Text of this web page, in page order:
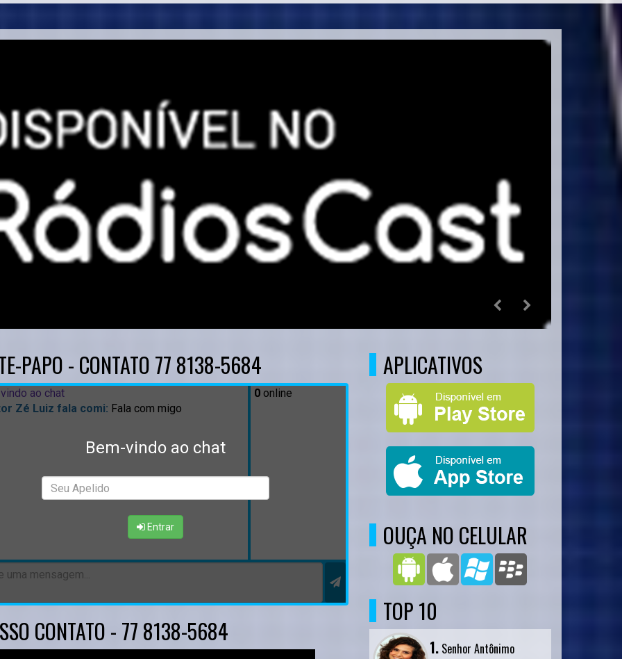
PAPO - CONTATO 77 8138-5684
Bem-vindo ao chat
Entrar
ao chat
Zé Luiz fala comi: Fala com migo
0online
CONTATO - 77 8138-5684
APLICATIVOS
OUÇA NO CELULAR
TOP 10
1.Senhor Antônimo